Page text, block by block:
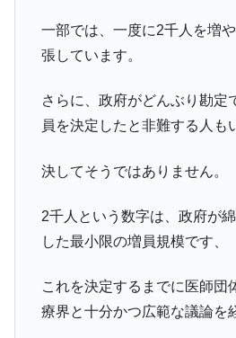
一部では、一度に2千人を増
張しています。
さらに、政府がどんぶり勘定
員を決定したと非難する人も
決してそうではありません。
2千人という数字は、政府が
した最小限の増員規模です、
これを決定するまでに医師団
療界と十分かつ広範な議論を